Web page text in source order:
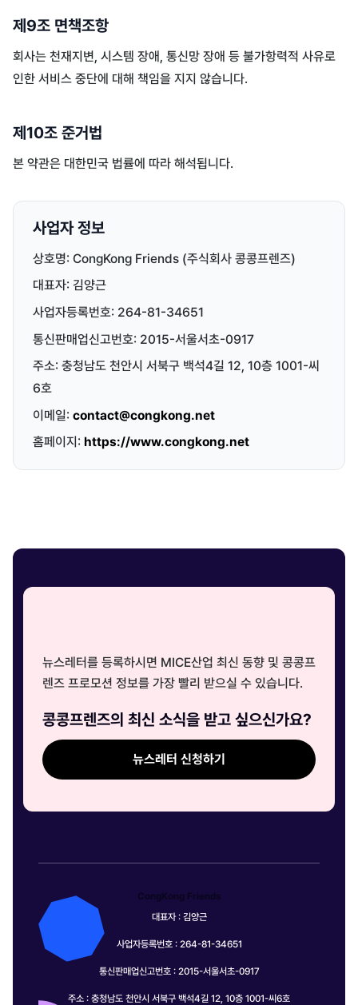
제9조 면책조항
회사는 천재지변, 시스템 장애, 통신망 장애 등 불가항력적 사유로
인한 서비스 중단에 대해 책임을 지지 않습니다.
제10조 준거법
본 약관은 대한민국 법률에 따라 해석됩니다.
사업자 정보
상호명: CongKong Friends (주식회사 콩콩프렌즈)
대표자: 김양근
사업자등록번호: 264-81-34651
통신판매업신고번호: 2015-서울서초-0917
주소: 충청남도 천안시 서북구 백석4길 12, 10층 1001-씨
6호
이메일: contact@congkong.net
홈페이지: https://www.congkong.net
뉴스레터를 등록하시면 MICE산업 최신 동향 및 콩콩프
렌즈 프로모션 정보를 가장 빨리 받으실 수 있습니다.
콩콩프렌즈의 최신 소식을 받고 싶으신가요?
뉴스레터 신청하기
CongKong Friends
대표자 : 김양근
사업자등록번호 : 264-81-34651
통신판매업신고번호 : 2015-서울서초-0917
주소 : 충청남도 천안시 서북구 백석4길 12, 10층 1001-씨6호